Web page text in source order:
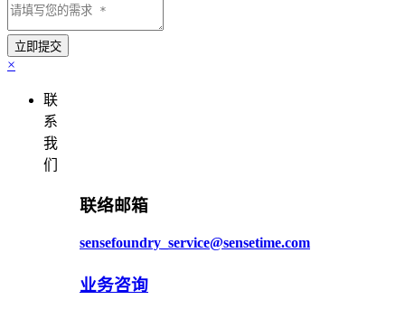
×
联
系
我
们
联络邮箱
sensefoundry_service@sensetime.com
业务咨询